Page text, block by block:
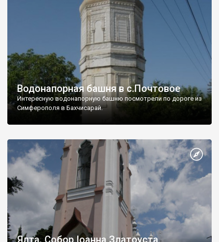
Водонапорная башня в с.Почтовое
Интересную водонапорную башню посмотрели по дороге из
Симферополя в Бахчисарай.
Ялта. Собор Іоанна Златоуста